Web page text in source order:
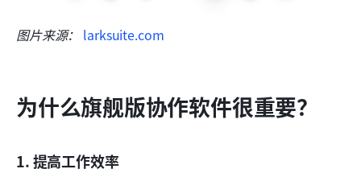
图片来源： larksuite.com
为什么旗舰版协作软件很重要？
1. 提高工作效率